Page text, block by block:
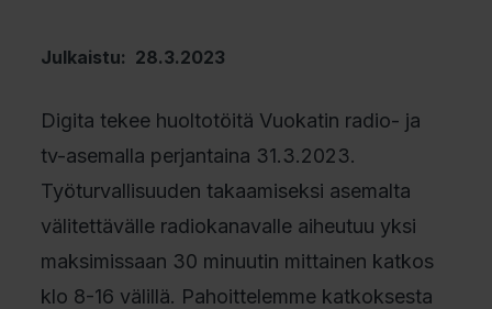
Julkaistu: 28.3.2023
Digita tekee huoltotöitä Vuokatin radio- ja
tv-asemalla perjantaina 31.3.2023.
Työturvallisuuden takaamiseksi asemalta
välitettävälle radiokanavalle aiheutuu yksi
maksimissaan 30 minuutin mittainen katkos
klo 8-16 välillä. Pahoittelemme katkoksesta